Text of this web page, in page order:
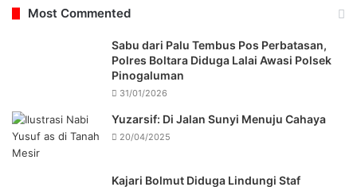
Most Commented
Sabu dari Palu Tembus Pos Perbatasan,
Polres Boltara Diduga Lalai Awasi Polsek
Pinogaluman
31/01/2026
Yuzarsif: Di Jalan Sunyi Menuju Cahaya
20/04/2025
Kajari Bolmut Diduga Lindungi Staf